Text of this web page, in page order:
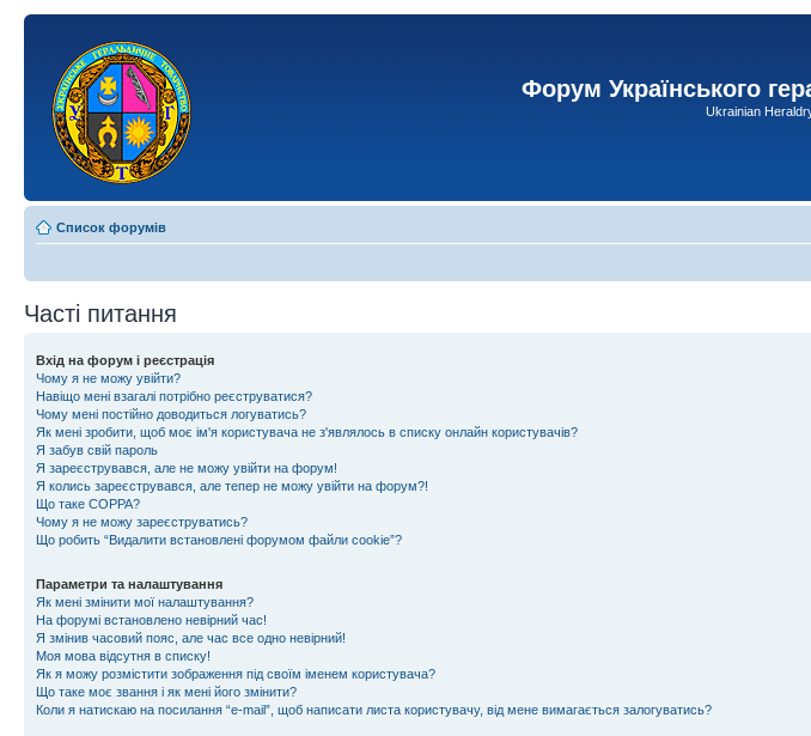
Форум Українського
Ukrainian
Список форумів
Часті питання
Вхід на форум і реєстрація
Чому я не можу увійти?
Навіщо мені взагалі потрібно реєструватися?
Чому мені постійно доводиться логуватись?
Як мені зробити, щоб моє ім'я користувача не з'являлось в списку онлайн користувачів?
Я забув свій пароль
Я зареєструвався, але не можу увійти на форум!
Я колись зареєструвався, але тепер не можу увійти на форум?!
Що таке COPPA?
Чому я не можу зареєструватись?
Що робить “Видалити встановлені форумом файли cookie”?
Параметри та налаштування
Як мені змінити мої налаштування?
На форумі встановлено невірний час!
Я змінив часовий пояс, але час все одно невірний!
Моя мова відсутня в списку!
Як я можу розмістити зображення під своїм іменем користувача?
Що таке моє звання і як мені його змінити?
Коли я натискаю на посилання “e-mail”, щоб написати листа користувачу, від мене вимагається залогуватись?